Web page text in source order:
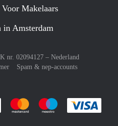
Voor Makelaars
in Amsterdam
nr. 02094127 – Nederland
Spam & nep-accounts
Je rekent gemakkelijk af met Paypal
Je rekent gemakkelijk af met
Je rekent